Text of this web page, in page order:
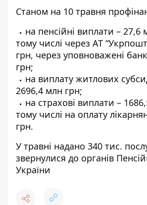
Станом на 10 травня
на пенсійні виплати – 27,6
тому числі через АТ
грн, через уповноважені
грн;
на виплату житлових
2696,4 млн грн;
на страхові виплати –
тому числі на оплату
грн.
У травні надано 340 тис.
звернулися до органів
України